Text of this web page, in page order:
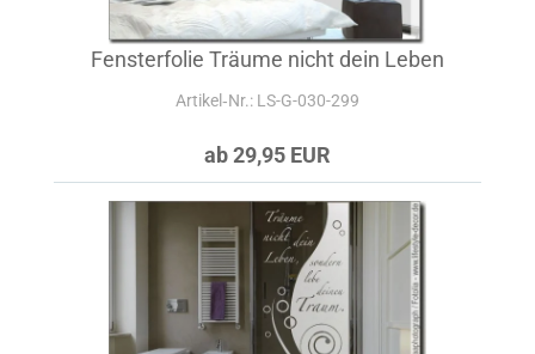
Fensterfolie Träume nicht dein Leben
Artikel‑Nr.: LS-G-030-299
ab 29,95 EUR